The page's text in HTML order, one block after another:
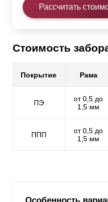
Рассчитать
Стоимость
Покрытие Рама
ПЭ
от 0,5 до
1,5 мм
ППП
от 0,5 до
1,5 мм
Особенность